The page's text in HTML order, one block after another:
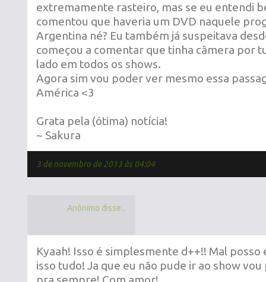
extremamente rasteiro, mas se eu entendi
comentou que haveria um DVD naquele
Argentina né? Eu também já suspeitava
começou a comentar que tinha câmera por
lado em todos os shows.
Agora sim vou poder ver mesmo essa
América <3
Grata pela (ótima) notícia!
~ Sakura
3 de novembro de 2013 às 04:04
Anônimo disse...
Kyaah! Isso é simplesmente d++!! Mal
isso tudo! Ja que eu não pude ir ao show